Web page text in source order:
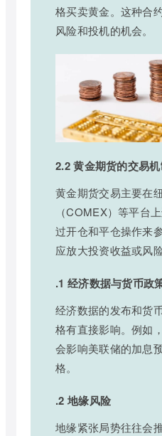
格买卖黄金。这种合
风险和投机的机会。
2.2 黄金期货的交易
黄金期货交易主要在
（COMEX）等平台
过开仓和平仓操作来
应放大投资收益或风险
.1 经济数据与货币政
经济数据的发布和货
格有直接影响。例如
会影响美联储的加息
格。
.2 地缘风险
地缘紧张局势往往会